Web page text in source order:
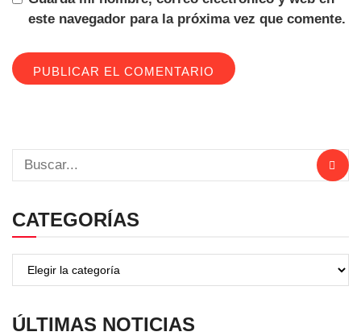
este navegador para la próxima vez que comente.
CATEGORÍAS
ÚLTIMAS NOTICIAS